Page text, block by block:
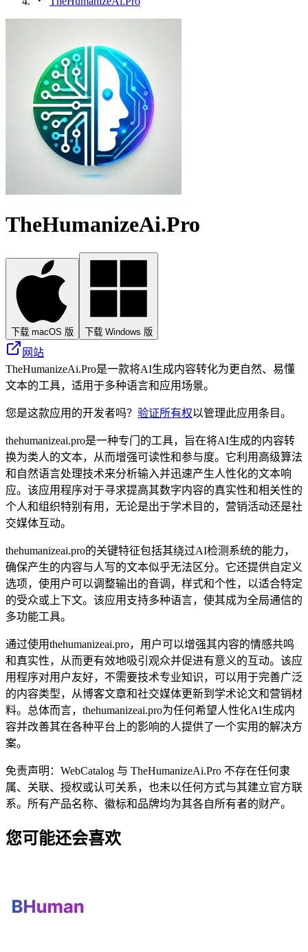
TheHumanizeAi.Pro
下载 macOS 版 下载 Windows 版
网站
TheHumanizeAi.Pro是一款将AI生成内容转化为更自然、易懂
文本的工具，适用于多种语言和应用场景。
您是这款应用的开发者吗？ 验证所有权以管理此应用条目。
thehumanizeai.pro是一种专门的工具，旨在将AI生成的内容转
换为类人的文本，从而增强可读性和参与度。它利用高级算法
和自然语言处理技术来分析输入并迅速产生人性化的文本响
应。该应用程序对于寻求提高其数字内容的真实性和相关性的
个人和组织特别有用，无论是出于学术目的，营销活动还是社
交媒体互动。
thehumanizeai.pro的关键特征包括其绕过AI检测系统的能力，
确保产生的内容与人写的文本似乎无法区分。它还提供自定义
选项，使用户可以调整输出的音调，样式和个性，以适合特定
的受众或上下文。该应用支持多种语言，使其成为全局通信的
多功能工具。
通过使用thehumanizeai.pro，用户可以增强其内容的情感共鸣
和真实性，从而更有效地吸引观众并促进有意义的互动。该应
用程序对用户友好，不需要技术专业知识，可以用于完善广泛
的内容类型，从博客文章和社交媒体更新到学术论文和营销材
料。总体而言，thehumanizeai.pro为任何希望人性化AI生成内
容并改善其在各种平台上的影响的人提供了一个实用的解决方
案。
免责声明：WebCatalog 与 TheHumanizeAi.Pro 不存在任何隶
属、关联、授权或认可关系，也未以任何方式与其建立官方联
系。所有产品名称、徽标和品牌均为其各自所有者的财产。
您可能还会喜欢